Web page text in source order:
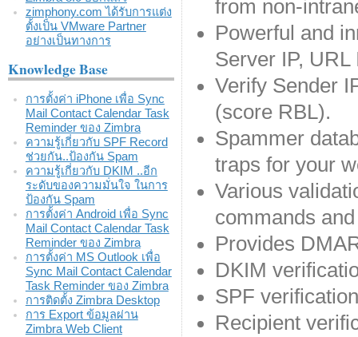
zimphony.com ได้รับการแต่ง
ตั้งเป็น VMware Partner
อย่างเป็นทางการ
Knowledge Base
การตั้งค่า iPhone เพื่อ Sync
Mail Contact Calendar Task
Reminder ของ Zimbra
ความรู้เกี่ยวกับ SPF Record
ช่วยกัน..ป้องกัน Spam
ความรู้เกี่ยวกับ DKIM ..อีก
ระดับของความมั่นใจ ในการ
ป้องกัน Spam
การตั้งค่า Android เพื่อ Sync
Mail Contact Calendar Task
Reminder ของ Zimbra
การตั้งค่า MS Outlook เพื่อ
Sync Mail Contact Calendar
Task Reminder ของ Zimbra
การติดตั้ง Zimbra Desktop
การ Export ข้อมูลผ่าน
Zimbra Web Client
from non-
Powerful and
Server IP,
Verify Sender
(score RBL).
Spammer
traps for your
Various
commands
Provides
DKIM
SPF
Recipient